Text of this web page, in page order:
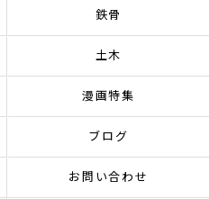
鉄骨
土木
漫画特集
ブログ
お問い合わせ